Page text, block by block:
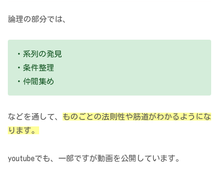
論理の部分では、
・系列の発見
・条件整理
・仲間集め
などを通して、 ものごとの法則性や筋道がわかるようにな
ります。
youtubeでも、一部ですが動画を公開しています。